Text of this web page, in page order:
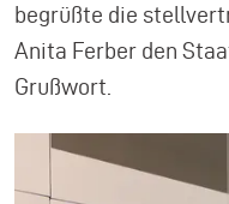
begrüßte die
Anita Ferber den
Grußwort.